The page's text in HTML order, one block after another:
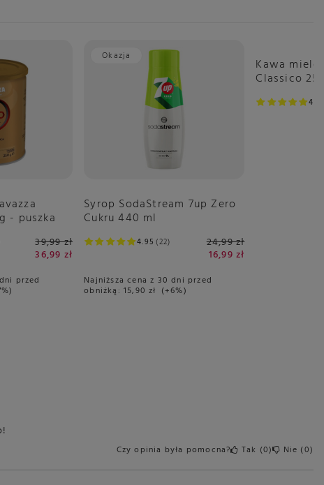
- puszka
39,99 zł
36,99 zł
przed
Okazja
4.95 22
Syrop SodaStream 7up Zero
Cukru 440 ml
24,99 zł
16,99 zł
Najniższa cena z 30 dni przed
obniżką: 15,90 zł +6%
Kawa
Classico
Czy opinia była pomocna? Tak 0 Nie 0